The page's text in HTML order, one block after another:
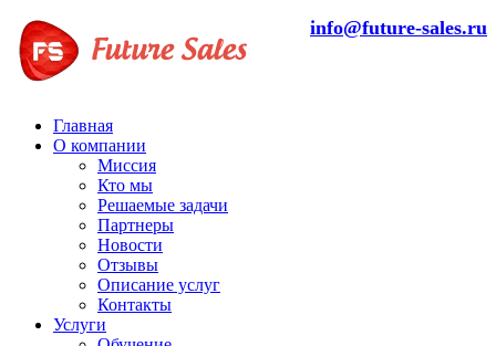
info@future-sales.ru
Главная
О компании
Миссия
Кто мы
Решаемые задачи
Партнеры
Новости
Отзывы
Описание услуг
Контакты
Услуги